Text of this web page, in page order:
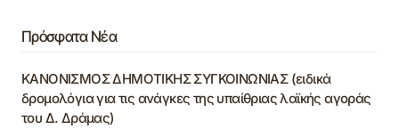
Πρόσφατα Νέα
ΚΑΝΟΝΙΣΜΟΣ ΔΗΜΟΤΙΚΗΣ ΣΥΓΚΟΙΝΩΝΙΑΣ (ειδικά
δρομολόγια για τις ανάγκες της υπαίθριας λαϊκής αγοράς
του Δ. Δράμας)